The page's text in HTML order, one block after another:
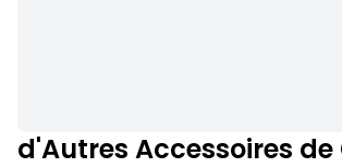
d'Autres Accessoires de